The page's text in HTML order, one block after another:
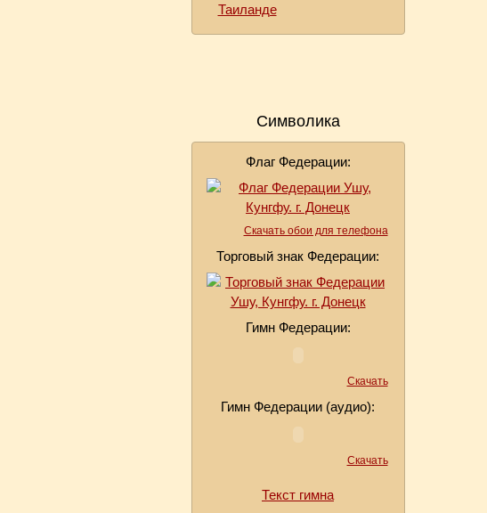
Таиланде
Символика
Флаг Федерации:
Скачать обои для телефона
Торговый знак Федерации:
Гимн Федерации:
Скачать
Гимн Федерации (аудио):
Скачать
Текст гимна